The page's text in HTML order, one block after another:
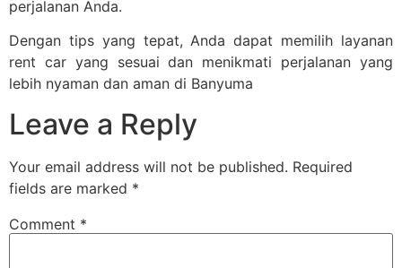
perjalanan Anda.
Dengan tips yang tepat, Anda dapat memilih layanan
rent car yang sesuai dan menikmati perjalanan yang
lebih nyaman dan aman di Banyuma
Leave a Reply
Your email address will not be published. Required
fields are marked *
Comment *